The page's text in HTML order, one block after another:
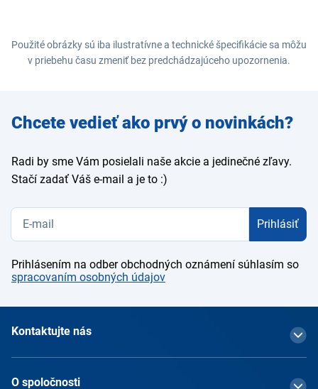
Použité obrázky sú iba ilustratívne a technické špecifikácie sa môžu
v priebehu času zmeniť bez predchádzajúceho upozornenia.
Zadajte
e-mail
Chcete vedieť ako prvý o novinkách?
Radi by sme Vám posielali naše akcie a jedinečné zľavy.
Stačí zadať Váš e-mail a je to :)
Prihlásiť
Prihlásením na odber obchodných oznámení súhlasím so
spracovaním osobných údajov
Kontaktujte nás
O spoločnosti